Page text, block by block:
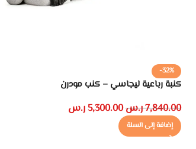
-32%
كنبة رباعية ليجاسي – كنب مودرن
7,840.00ر.س5,300.00ر.س
إضافة إلى السلة